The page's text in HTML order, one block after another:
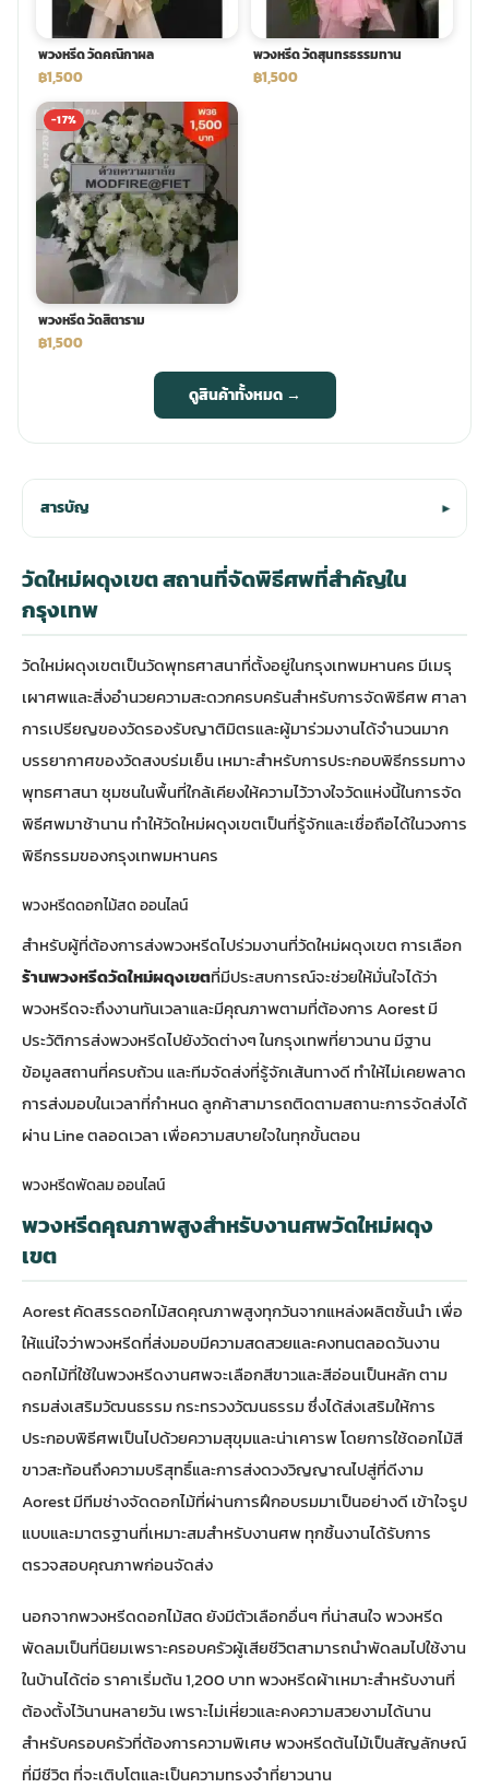
พวงหรีด วัดคณิกาผล
฿1,500
พวงหรีด วัดสุนทรธรรมทาน
฿1,500
-17%
พวงหรีด วัดสิตาราม
฿1,500
ดูสินค้าทั้งหมด →
สารบัญ ▾
วัดใหม่ผดุงเขต สถานที่จัดพิธีศพที่สำคัญใน
กรุงเทพ
วัดใหม่ผดุงเขตเป็นวัดพุทธศาสนาที่ตั้งอยู่ในกรุงเทพมหานคร มีเมรุ
เผาศพและสิ่งอำนวยความสะดวกครบครันสำหรับการจัดพิธีศพ ศาลา
การเปรียญของวัดรองรับญาติมิตรและผู้มาร่วมงานได้จำนวนมาก
บรรยากาศของวัดสงบร่มเย็น เหมาะสำหรับการประกอบพิธีกรรมทาง
พุทธศาสนา ชุมชนในพื้นที่ใกล้เคียงให้ความไว้วางใจวัดแห่งนี้ในการจัด
พิธีศพมาช้านาน ทำให้วัดใหม่ผดุงเขตเป็นที่รู้จักและเชื่อถือได้ในวงการ
พิธีกรรมของกรุงเทพมหานคร
พวงหรีดดอกไม้สด ออนไลน์
สำหรับผู้ที่ต้องการส่งพวงหรีดไปร่วมงานที่วัดใหม่ผดุงเขต การเลือก
ร้านพวงหรีดวัดใหม่ผดุงเขตที่มีประสบการณ์จะช่วยให้มั่นใจได้ว่า
พวงหรีดจะถึงงานทันเวลาและมีคุณภาพตามที่ต้องการ Aorest มี
ประวัติการส่งพวงหรีดไปยังวัดต่างๆ ในกรุงเทพที่ยาวนาน มีฐาน
ข้อมูลสถานที่ครบถ้วน และทีมจัดส่งที่รู้จักเส้นทางดี ทำให้ไม่เคยพลาด
การส่งมอบในเวลาที่กำหนด ลูกค้าสามารถติดตามสถานะการจัดส่งได้
ผ่าน Line ตลอดเวลา เพื่อความสบายใจในทุกขั้นตอน
พวงหรีดพัดลม ออนไลน์
พวงหรีดคุณภาพสูงสำหรับงานศพวัดใหม่ผดุง
เขต
Aorest คัดสรรดอกไม้สดคุณภาพสูงทุกวันจากแหล่งผลิตชั้นนำ เพื่อ
ให้แน่ใจว่าพวงหรีดที่ส่งมอบมีความสดสวยและคงทนตลอดวันงาน
ดอกไม้ที่ใช้ในพวงหรีดงานศพจะเลือกสีขาวและสีอ่อนเป็นหลัก ตาม
กรมส่งเสริมวัฒนธรรม กระทรวงวัฒนธรรมซึ่งได้ส่งเสริมให้การ
ประกอบพิธีศพเป็นไปด้วยความสุขุมและน่าเคารพ โดยการใช้ดอกไม้สี
ขาวสะท้อนถึงความบริสุทธิ์และการส่งดวงวิญญาณไปสู่ที่ดีงาม
Aorest มีทีมช่างจัดดอกไม้ที่ผ่านการฝึกอบรมมาเป็นอย่างดี เข้าใจรูป
แบบและมาตรฐานที่เหมาะสมสำหรับงานศพ ทุกชิ้นงานได้รับการ
ตรวจสอบคุณภาพก่อนจัดส่ง
นอกจากพวงหรีดดอกไม้สด ยังมีตัวเลือกอื่นๆ ที่น่าสนใจ พวงหรีด
พัดลมเป็นที่นิยมเพราะครอบครัวผู้เสียชีวิตสามารถนำพัดลมไปใช้งาน
ในบ้านได้ต่อ ราคาเริ่มต้น 1,200 บาท พวงหรีดผ้าเหมาะสำหรับงานที่
ต้องตั้งไว้นานหลายวัน เพราะไม่เหี่ยวและคงความสวยงามได้นาน
สำหรับครอบครัวที่ต้องการความพิเศษ พวงหรีดต้นไม้เป็นสัญลักษณ์
ที่มีชีวิต ที่จะเติบโตและเป็นความทรงจำที่ยาวนาน